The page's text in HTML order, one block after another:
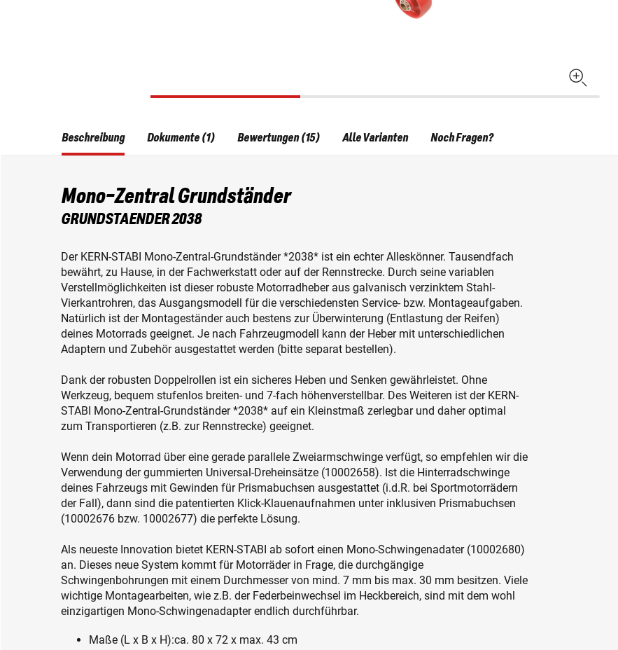
Beschreibung
Mono-Zentral Grundständer
GRUNDSTAENDER 2038
Der KERN-STABI Mono-Zentral-Grundständer *2038* ist ein echter Alleskönner. Tausendfach
bewährt, zu Hause, in der Fachwerkstatt oder auf der Rennstrecke. Durch seine variablen
Verstellmöglichkeiten ist dieser robuste Motorradheber aus galvanisch verzinktem Stahl-
Vierkantrohren, das Ausgangsmodell für die verschiedensten Service- bzw. Montageaufgaben.
Natürlich ist der Montageständer auch bestens zur Überwinterung (Entlastung der Reifen)
deines Motorrads geeignet. Je nach Fahrzeugmodell kann der Heber mit unterschiedlichen
Adaptern und Zubehör ausgestattet werden (bitte separat bestellen).
Dank der robusten Doppelrollen ist ein sicheres Heben und Senken gewährleistet. Ohne
Werkzeug, bequem stufenlos breiten- und 7-fach höhenverstellbar. Des Weiteren ist der KERN-
STABI Mono-Zentral-Grundständer *2038* auf ein Kleinstmaß zerlegbar und daher optimal
zum Transportieren (z.B. zur Rennstrecke) geeignet.
Wenn dein Motorrad über eine gerade parallele Zweiarmschwinge verfügt, so empfehlen wir die
Verwendung der gummierten Universal-Dreheinsätze (10002658). Ist die Hinterradschwinge
deines Fahrzeugs mit Gewinden für Prismabuchsen ausgestattet (i.d.R. bei Sportmotorrädern
der Fall), dann sind die patentierten Klick-Klauenaufnahmen unter inklusiven Prismabuchsen
(10002676 bzw. 10002677) die perfekte Lösung.
Als neueste Innovation bietet KERN-STABI ab sofort einen Mono-Schwingenadater (10002680)
an. Dieses neue System kommt für Motorräder in Frage, die durchgängige
Schwingenbohrungen mit einem Durchmesser von mind. 7 mm bis max. 30 mm besitzen. Viele
wichtige Montagearbeiten, wie z.B. der Federbeinwechsel im Heckbereich, sind mit dem wohl
einzigartigen Mono-Schwingenadapter endlich durchführbar.
Maße (L x B x H):ca. 80 x 72 x max. 43 cm
Dokumente (1) Bewertungen (15) Alle Varianten Noch Fragen?